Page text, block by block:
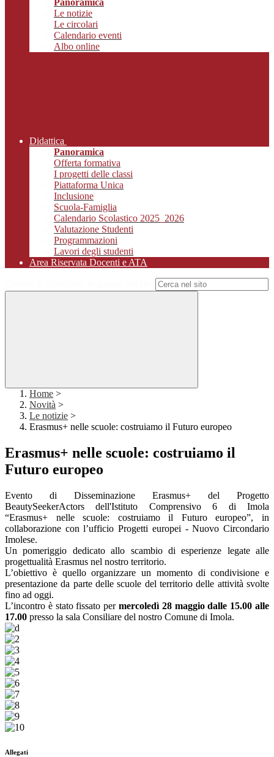
Panoramica
Le notizie
Le circolari
Calendario eventi
Albo online
Didattica
Panoramica
Offerta formativa
I progetti delle classi
Piattaforma Unica
Inclusione
Scuola-Famiglia
Calendario Scolastico 2025_2026
Valutazione Studenti
Programmazioni
Lavori degli studenti
Area Riservata Docenti e ATA
Home >
Novità >
Le notizie >
Erasmus+ nelle scuole: costruiamo il Futuro europeo
Erasmus+ nelle scuole: costruiamo il
Futuro europeo
Evento di Disseminazione Erasmus+ del Progetto
BeautySeekerActors dell'Istituto Comprensivo 6 di Imola
“Erasmus+ nelle scuole: costruiamo il Futuro europeo”, in
collaborazione con l’ufficio Progetti europei - Nuovo Circondario
Imolese.
Un pomeriggio dedicato allo scambio di esperienze legate alle
progettualità Erasmus nel nostro territorio.
L’obiettivo è quello organizzare un momento di condivisione e
presentazione da parte delle scuole del territorio delle attività svolte
fino ad oggi.
L’incontro è stato fissato per mercoledì 28 maggio dalle 15.00 alle
17.00 presso la sala Consiliare del nostro Comune di Imola.
Allegati